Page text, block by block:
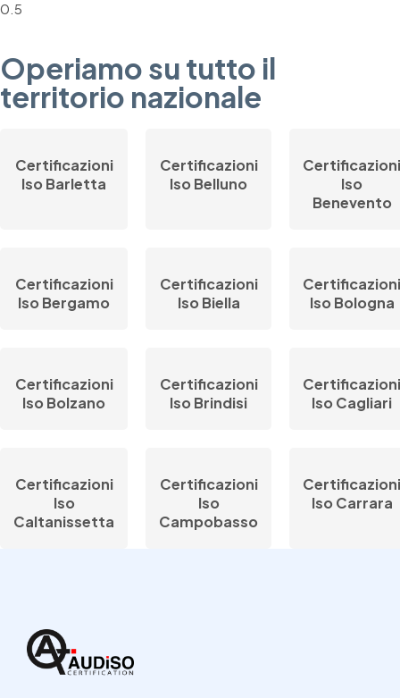
Operiamo su tutto il
territorio nazionale
Certificazioni
Iso Barletta
Certificazioni
Iso Belluno
Certificazioni
Iso
Benevento
Certificazioni
Iso Bergamo
Certificazioni
Iso Biella
Certificazioni
Iso Bologna
Certificazioni
Iso Bolzano
Certificazioni
Iso Brindisi
Certificazioni
Iso Cagliari
Certificazioni
Iso
Caltanissetta
Certificazioni
Iso
Campobasso
Certificazioni
Iso Carrara